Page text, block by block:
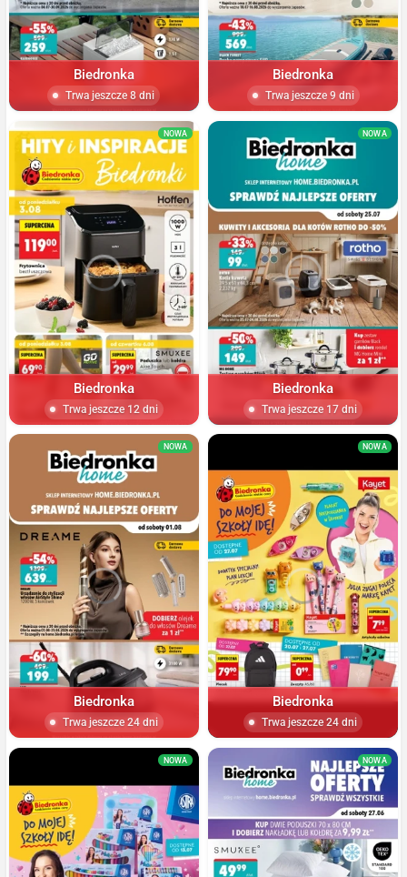
Biedronka
Trwa jeszcze 8 dni
Biedronka
Trwa jeszcze 9 dni
NOWA
Biedronka
Trwa jeszcze 12 dni
NOWA
Biedronka
Trwa jeszcze 17 dni
NOWA
Biedronka
Trwa jeszcze 24 dni
NOWA
Biedronka
Trwa jeszcze 24 dni
NOWA NOWA